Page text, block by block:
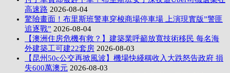
高速路 2026-08-04
驚險畫面！布里斯班警車穿梭商場停車場 上演現實版”警匪
追逐戰” 2026-08-04
【澳洲住房危機有救？】建築業呼籲放寬技術移民 每名海
外建築工可建22套房 2026-08-03
【昆州50c公交再掀風波】機場快綫稱收入大跌怒告政府 損
失600萬澳元 2026-08-03